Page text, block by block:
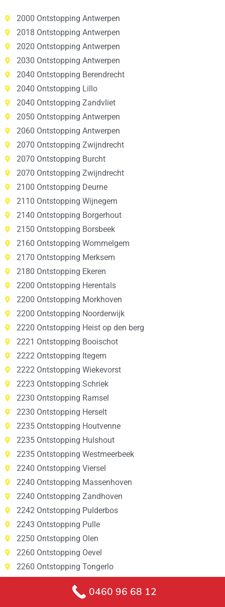
2000 Ontstopping Antwerpen
2018 Ontstopping Antwerpen
2020 Ontstopping Antwerpen
2030 Ontstopping Antwerpen
2040 Ontstopping Berendrecht
2040 Ontstopping Lillo
2040 Ontstopping Zandvliet
2050 Ontstopping Antwerpen
2060 Ontstopping Antwerpen
2070 Ontstopping Zwijndrecht
2070 Ontstopping Burcht
2070 Ontstopping Zwijndrecht
2100 Ontstopping Deurne
2110 Ontstopping Wijnegem
2140 Ontstopping Borgerhout
2150 Ontstopping Borsbeek
2160 Ontstopping Wommelgem
2170 Ontstopping Merksem
2180 Ontstopping Ekeren
2200 Ontstopping Herentals
2200 Ontstopping Morkhoven
2200 Ontstopping Noorderwijk
2220 Ontstopping Heist op den berg
2221 Ontstopping Booischot
2222 Ontstopping Itegem
2222 Ontstopping Wiekevorst
2223 Ontstopping Schriek
2230 Ontstopping Ramsel
2230 Ontstopping Herselt
2235 Ontstopping Houtvenne
2235 Ontstopping Hulshout
2235 Ontstopping Westmeerbeek
2240 Ontstopping Viersel
2240 Ontstopping Massenhoven
2240 Ontstopping Zandhoven
2242 Ontstopping Pulderbos
2243 Ontstopping Pulle
2250 Ontstopping Olen
2260 Ontstopping Oevel
2260 Ontstopping Tongerlo
2260 Ontstopping Zoerle-Parwijs
0460 96 68 12